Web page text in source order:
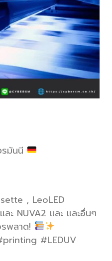
มันนี
, LeoLED
ะ NUVA2 และ และอื่นๆ
พลาด!
#LEDUV